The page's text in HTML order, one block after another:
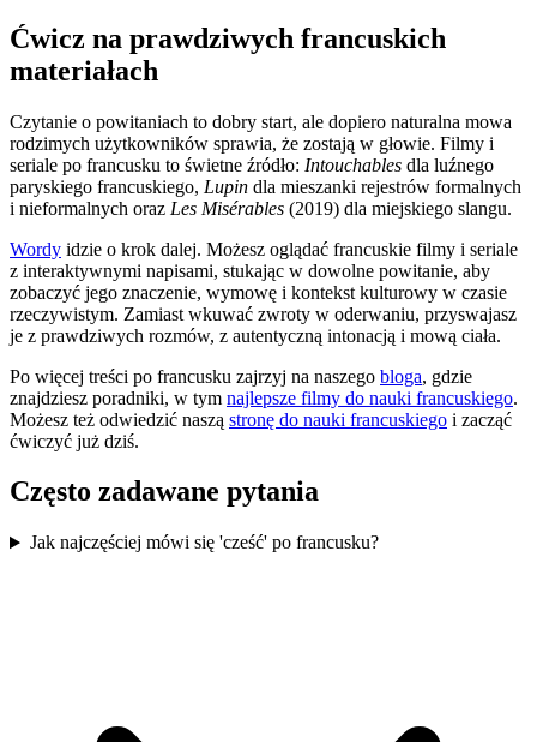
Ćwicz na prawdziwych francuskich
materiałach
Czytanie o powitaniach to dobry start, ale dopiero naturalna mowa
rodzimych użytkowników sprawia, że zostają w głowie. Filmy i
seriale po francusku to świetne źródło: Intouchables dla luźnego
paryskiego francuskiego, Lupin dla mieszanki rejestrów formalnych
i nieformalnych oraz Les Misérables (2019) dla miejskiego slangu.
Wordy idzie o krok dalej. Możesz oglądać francuskie filmy i seriale
z interaktywnymi napisami, stukając w dowolne powitanie, aby
zobaczyć jego znaczenie, wymowę i kontekst kulturowy w czasie
rzeczywistym. Zamiast wkuwać zwroty w oderwaniu, przyswajasz
je z prawdziwych rozmów, z autentyczną intonacją i mową ciała.
Po więcej treści po francusku zajrzyj na naszego bloga, gdzie
znajdziesz poradniki, w tym najlepsze filmy do nauki francuskiego.
Możesz też odwiedzić naszą stronę do nauki francuskiego i zacząć
ćwiczyć już dziś.
Często zadawane pytania
Jak najczęściej mówi się 'cześć' po francusku?